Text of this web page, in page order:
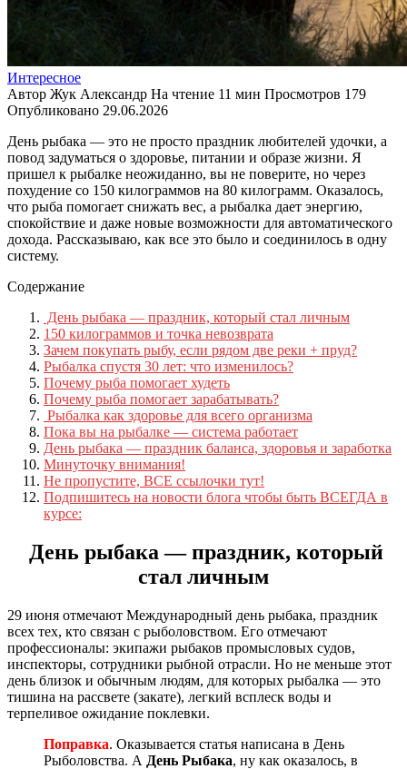
Интересное
Автор Жук Александр На чтение 11 мин Просмотров 179
Опубликовано 29.06.2026
День рыбака — это не просто праздник любителей удочки, а
повод задуматься о здоровье, питании и образе жизни. Я
пришел к рыбалке неожиданно, вы не поверите, но через
похудение со 150 килограммов на 80 килограмм. Оказалось,
что рыба помогает снижать вес, а рыбалка дает энергию,
спокойствие и даже новые возможности для автоматического
дохода. Рассказываю, как все это было и соединилось в одну
систему.
Содержание
День рыбака — праздник, который стал личным
150 килограммов и точка невозврата
Зачем покупать рыбу, если рядом две реки + пруд?
Рыбалка спустя 30 лет: что изменилось?
Почему рыба помогает худеть
Почему рыба помогает зарабатывать?
Рыбалка как здоровье для всего организма
Пока вы на рыбалке — система работает
День рыбака — праздник баланса, здоровья и заработка
Минуточку внимания!
Не пропустите, ВСЕ ссылочки тут!
Подпишитесь на новости блога чтобы быть ВСЕГДА в
курсе:
День рыбака — праздник, который
стал личным
29 июня отмечают Международный день рыбака, праздник
всех тех, кто связан с рыболовством. Его отмечают
профессионалы: экипажи рыбаков промысловых судов,
инспекторы, сотрудники рыбной отрасли. Но не меньше этот
день близок и обычным людям, для которых рыбалка — это
тишина на рассвете (закате), легкий всплеск воды и
терпеливое ожидание поклевки.
Поправка. Оказывается статья написана в День
Рыболовства. А День Рыбака, ну как оказалось, в